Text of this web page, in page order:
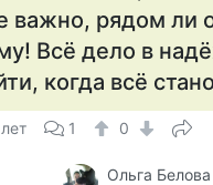
важно, рядом ли
Всё дeло в
когда всё
1 0
Ольга Белова